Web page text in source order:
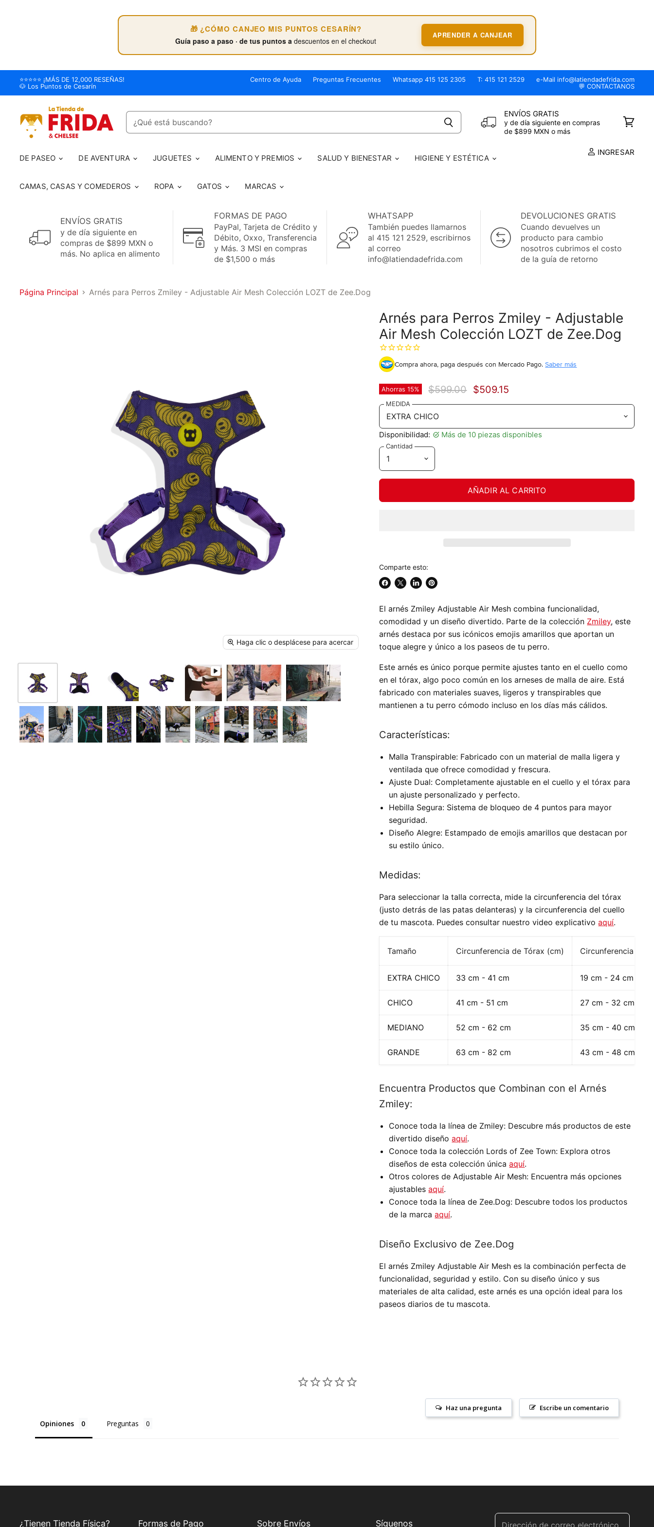
🎁 ¿CÓMO CANJEO MIS PUNTOS CESARÍN?
Guía paso a paso · de tus puntos adescuentos en el checkout
APRENDER A CANJEAR
⭐️⭐️⭐️⭐️⭐️ ¡MÁS DE 12,000 RESEÑAS!
🐶 Los Puntos de Cesarín
Centro de Ayuda Preguntas Frecuentes Whatsapp 415 125 2305 T: 415 121 2529
e-Mail info@latiendadefrida.com
💬 CONTACTANOS
ENVÍOS GRATIS
y de día siguiente en compras
de $899 MXN o más
DE PASEO DE AVENTURA JUGUETES ALIMENTO Y PREMIOS SALUD Y BIENESTAR HIGIENE Y ESTÉTICA
CAMAS, CASAS Y COMEDEROS ROPA GATOS MARCAS
INGRESAR
ENVÍOS GRATIS
y de día siguiente en
compras de $899 MXN o
más. No aplica en alimento
FORMAS DE PAGO
PayPal, Tarjeta de Crédito y
Débito, Oxxo, Transferencia
y Más. 3 MSI en compras
de $1,500 o más
WHATSAPP
También puedes llamarnos
al 415 121 2529, escribirnos
al correo
info@latiendadefrida.com
DEVOLUCIONES GRATIS
Cuando devuelves un
producto para cambio
nosotros cubrimos el costo
de la guía de retorno
Página Principal Arnés para Perros Zmiley - Adjustable Air Mesh Colección LOZT de Zee.Dog
Haga clic o desplácese para acercar
Arnés para Perros Zmiley - Adjustable
Air Mesh Colección LOZT de Zee.Dog
Compra ahora, paga después con Mercado Pago.Saber más
Ahorras15% Precio original
$599.00 Precio actual
$509.15
MEDIDA
Disponibilidad: Más de 10 piezas disponibles
Cantidad
AÑADIR AL CARRITO
Comparte esto:
Compartir
Facebook
Compartir
X
Compartir
LinkedIn
Guardar
Pinterest
El arnés Zmiley Adjustable Air Mesh combina funcionalidad,
comodidad y un diseño divertido. Parte de la colección Zmiley, este
arnés destaca por sus icónicos emojis amarillos que aportan un
toque alegre y único a los paseos de tu perro.
Este arnés es único porque permite ajustes tanto en el cuello como
en el tórax, algo poco común en los arneses de malla de aire. Está
fabricado con materiales suaves, ligeros y transpirables que
mantienen a tu perro cómodo incluso en los días más cálidos.
Características:
Malla Transpirable: Fabricado con un material de malla ligera y
ventilada que ofrece comodidad y frescura.
Ajuste Dual: Completamente ajustable en el cuello y el tórax para
un ajuste personalizado y perfecto.
Hebilla Segura: Sistema de bloqueo de 4 puntos para mayor
seguridad.
Diseño Alegre: Estampado de emojis amarillos que destacan por
su estilo único.
Medidas:
Para seleccionar la talla correcta, mide la circunferencia del tórax
(justo detrás de las patas delanteras) y la circunferencia del cuello
de tu mascota. Puedes consultar nuestro video explicativoaquí.
Tamaño Circunferencia de Tórax (cm) Circunferencia de
EXTRA CHICO 33 cm - 41 cm 19 cm - 24 cm
CHICO 41 cm - 51 cm 27 cm - 32 cm
MEDIANO 52 cm - 62 cm 35 cm - 40 cm
GRANDE 63 cm - 82 cm 43 cm - 48 cm
Encuentra Productos que Combinan con el Arnés
Zmiley:
Conoce toda la línea de Zmiley: Descubre más productos de este
divertido diseñoaquí.
Conoce toda la colección Lords of Zee Town: Explora otros
diseños de esta colección únicaaquí.
Otros colores de Adjustable Air Mesh: Encuentra más opciones
ajustablesaquí.
Conoce toda la línea de Zee.Dog: Descubre todos los productos
de la marcaaquí.
Diseño Exclusivo de Zee.Dog
El arnés Zmiley Adjustable Air Mesh es la combinación perfecta de
funcionalidad, seguridad y estilo. Con su diseño único y sus
materiales de alta calidad, este arnés es una opción ideal para los
paseos diarios de tu mascota.
Escribe un comentario
Haz una pregunta
Opiniones Preguntas
¿Tienen Tienda Física? Formas de Pago Sobre Envíos Síguenos Dirección de correo electrónico